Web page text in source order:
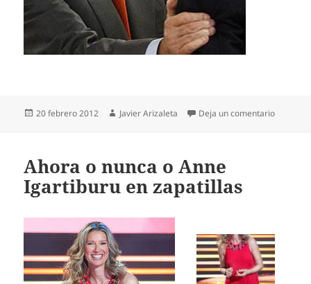
Publicado
20 febrero 2012 Autor
Javier Arizaleta Deja un comentarioen TVE
Ahora o nunca o Anne
Igartiburu en zapatillas